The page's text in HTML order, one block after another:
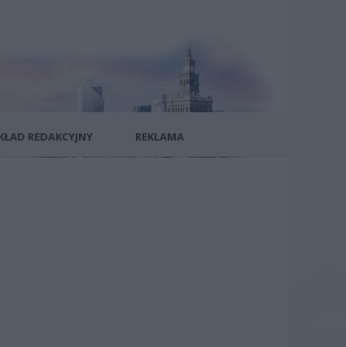
REDAKCYJNY REKLAMA